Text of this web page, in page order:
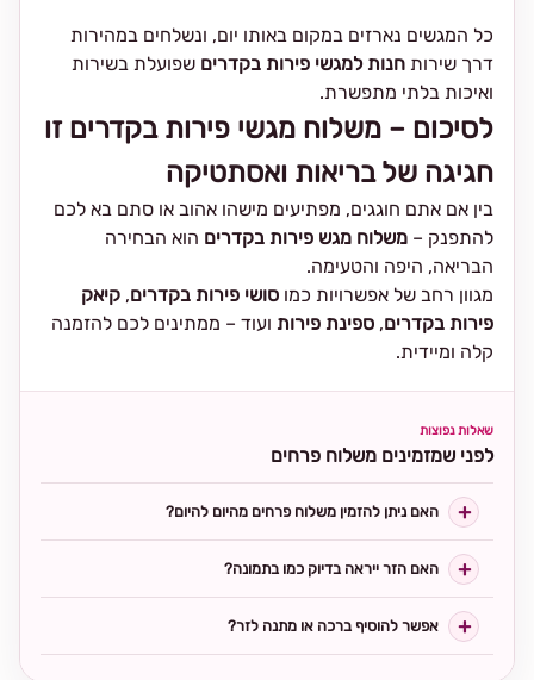
כל המגשים נארזים במקום באותו יום, ונשלחים במהירות
דרך שירות חנות למגשי פירות בקדרים שפועלת בשירות
ואיכות בלתי מתפשרת.
לסיכום – משלוח מגשי פירות בקדרים זו
חגיגה של בריאות ואסתטיקה
בין אם אתם חוגגים, מפתיעים מישהו אהוב או סתם בא לכם
להתפנק – משלוח מגש פירות בקדרים הוא הבחירה
הבריאה, היפה והטעימה.
מגוון רחב של אפשרויות כמו סושי פירות בקדרים, קיאק
פירות בקדרים, ספינת פירות ועוד – ממתינים לכם להזמנה
קלה ומיידית.
שאלות נפוצות
לפני שמזמינים משלוח פרחים
האם ניתן להזמין משלוח פרחים מהיום להיום?
האם הזר ייראה בדיוק כמו בתמונה?
אפשר להוסיף ברכה או מתנה לזר?